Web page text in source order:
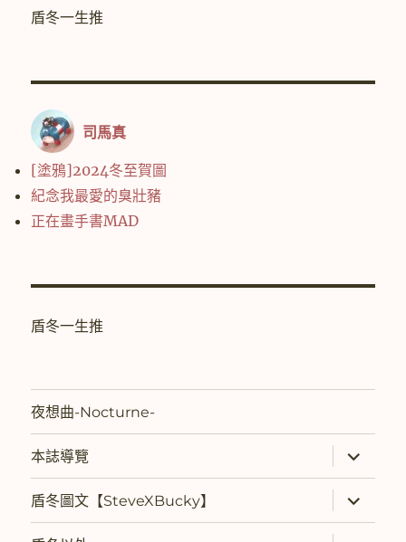
盾冬一生推
司馬真
[塗鴉]2024冬至賀圖
紀念我最愛的臭壯豬
正在畫手書MAD
盾冬一生推
夜想曲-Nocturne-
本誌導覽
開
子
選
單
盾冬圖文【SteveXBucky】
開
子